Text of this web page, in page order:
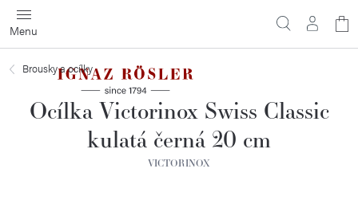
Přejít
na
obsah
Brousky a ocílky
Ocílka Victorinox Swiss Classic
kulatá černá 20 cm
VICTORINOX